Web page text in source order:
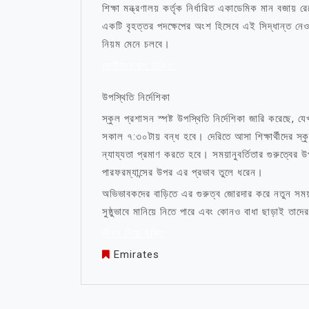
শিক্ষা মন্ত্রণালয় কর্তৃক নির্ধারিত একাডেমিক মান বজায়
একটি বৃহত্তর পদক্ষেপের অংশ হিসেবে এই সিদ্ধান্ত
নিয়ম মেনে চলবে।
উপস্থিতি নির্দেশিকা
স্কুল প্রশাসন স্পষ্ট উপস্থিতি নির্দেশিকা জারি করেছে,
সকাল ৭:৩০টায় বন্ধ হবে। দেরিতে আসা শিক্ষার্থীদের
ন্যায্যতা প্রমাণ করতে হবে। সময়ানুবর্তিতার গুরুত্বের
পারফরম্যান্সের উপর এর প্রভাব তুলে ধরেন।
অভিভাবকদের বাড়িতে এর গুরুত্ব জোরদার করে নতুন
সুষ্ঠুভাবে মানিয়ে নিতে পারে এবং কোনও বাধা ছাড়াই
Emirates